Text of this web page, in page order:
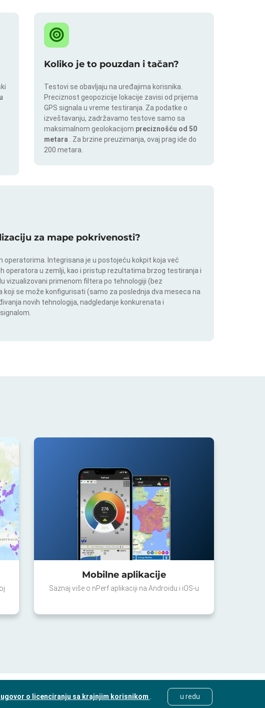
Koliko je to pouzdan i tačan?
Testovi se obavljaju na uređajima korisnika.
Preciznost geopozicije lokacije zavisi od prijema
GPS signala u vreme testiranja. Za podatke o
izveštavanju, zadržavamo testove samo sa
maksimalnom geolokacijom preciznošću od 50
metara
. Za brzine preuzimanja, ovaj prag ide do
200 metara.
za mape pokrivenosti?
operatorima. Integrisana je u postojeću kokpit koja već
u zemlji, kao i pristup rezultatima brzog testiranja i
vizualizovani primenom filtera po tehnologiji (bez
koji se može konfigurisati (samo za poslednja dva meseca na
novih tehnologija, nadgledanje konkurenata i
Mobilne aplikacije
Saznaj više o nPerf aplikaciji na Androidu i iOS-u
ugovor o licenciranju sa krajnjim korisnikom u redu